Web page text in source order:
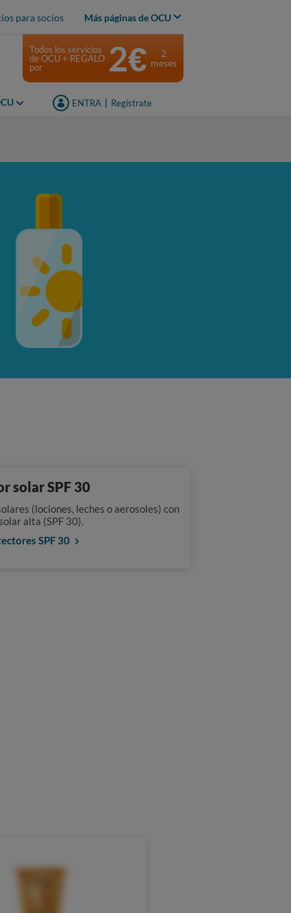
para socios Más páginas de OCU
ENTRA Regístrate
Todos los servicios
de OCU + REGALO
por
2€
2
meses
solar SPF 30
(lociones, leches o aerosoles) con
alta (SPF 30).
SPF 30